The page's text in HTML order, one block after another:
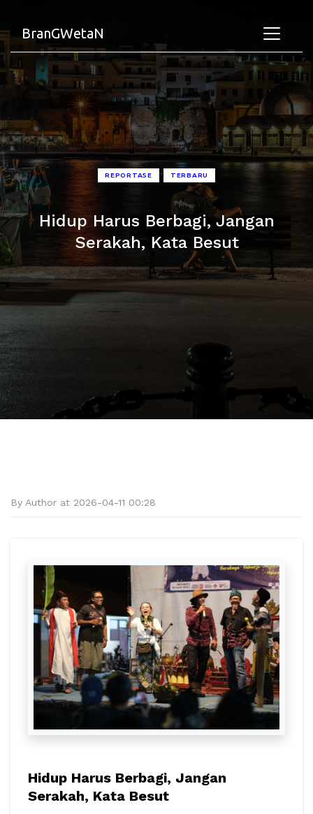
BranGWetaN
REPORTASE • TERBARU
Hidup Harus Berbagi, Jangan
Serakah, Kata Besut
By Author at 2026-04-11 00:28
Hidup Harus Berbagi, Jangan
Serakah, Kata Besut